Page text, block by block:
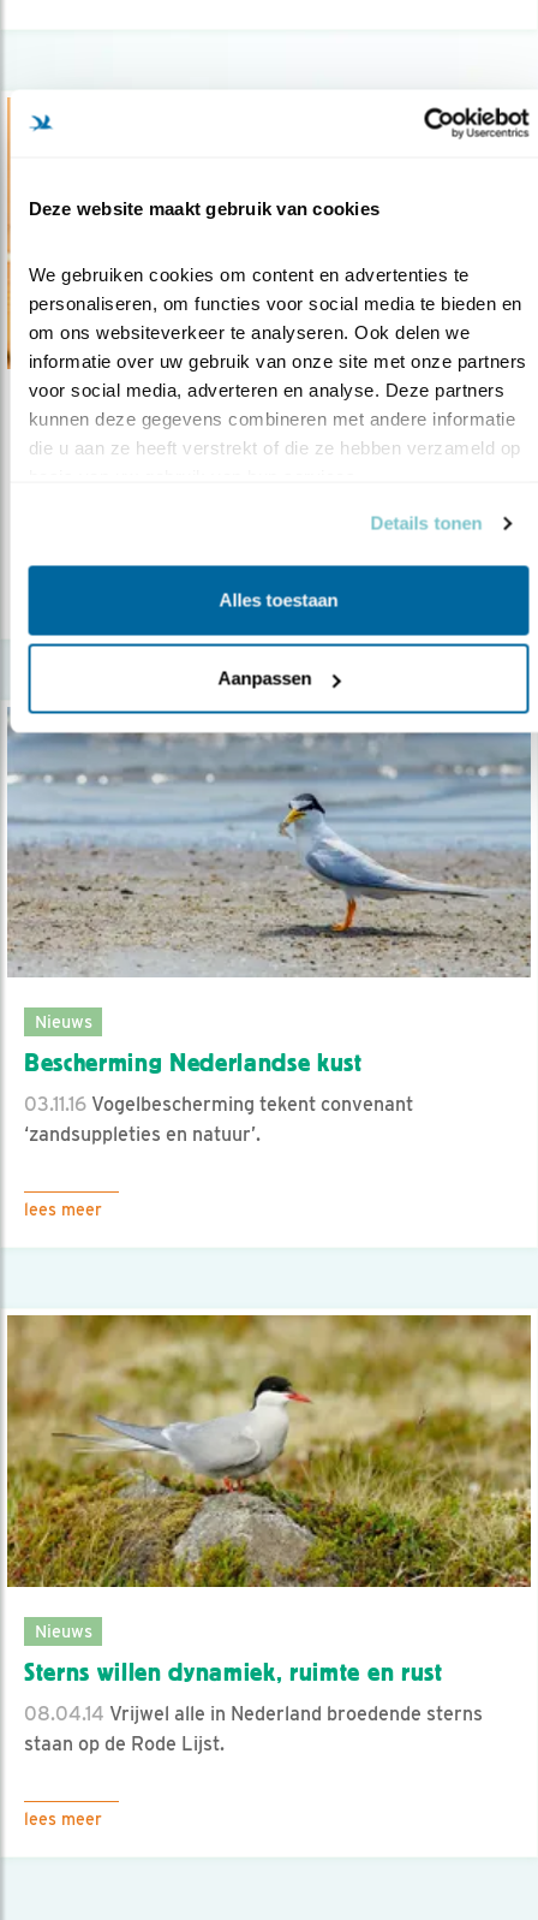
Deze website maakt gebruik van cookies
We gebruiken cookies om content en advertenties te
personaliseren, om functies voor social media te bieden en
om ons websiteverkeer te analyseren. Ook delen we
informatie over uw gebruik van onze site met onze partners
voor social media, adverteren en analyse. Deze partners
kunnen deze gegevens combineren met andere informatie
die u aan ze heeft verstrekt of die ze hebben verzameld op
Details tonen
Alles toestaan
Aanpassen
Nieuws
6500 euro voor bedreigde strandbroeders
Nieuws
Bescherming Nederlandse kust
03.11.16 Vogelbescherming tekent convenant
‘zandsuppleties en natuur’.
lees meer
Nieuws
Sterns willen dynamiek, ruimte en rust
08.04.14 Vrijwel alle in Nederland broedende sterns
staan op de Rode Lijst.
lees meer